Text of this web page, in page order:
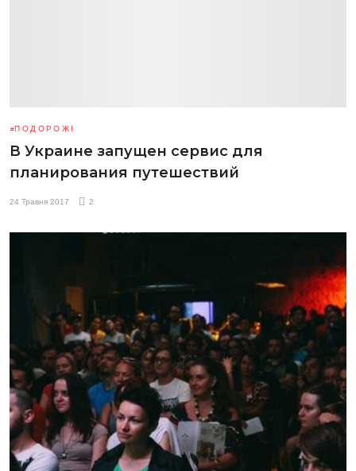
ПОДОРОЖІ
В Украине запущен сервис для
планирования путешествий
24 Травня 2017 2